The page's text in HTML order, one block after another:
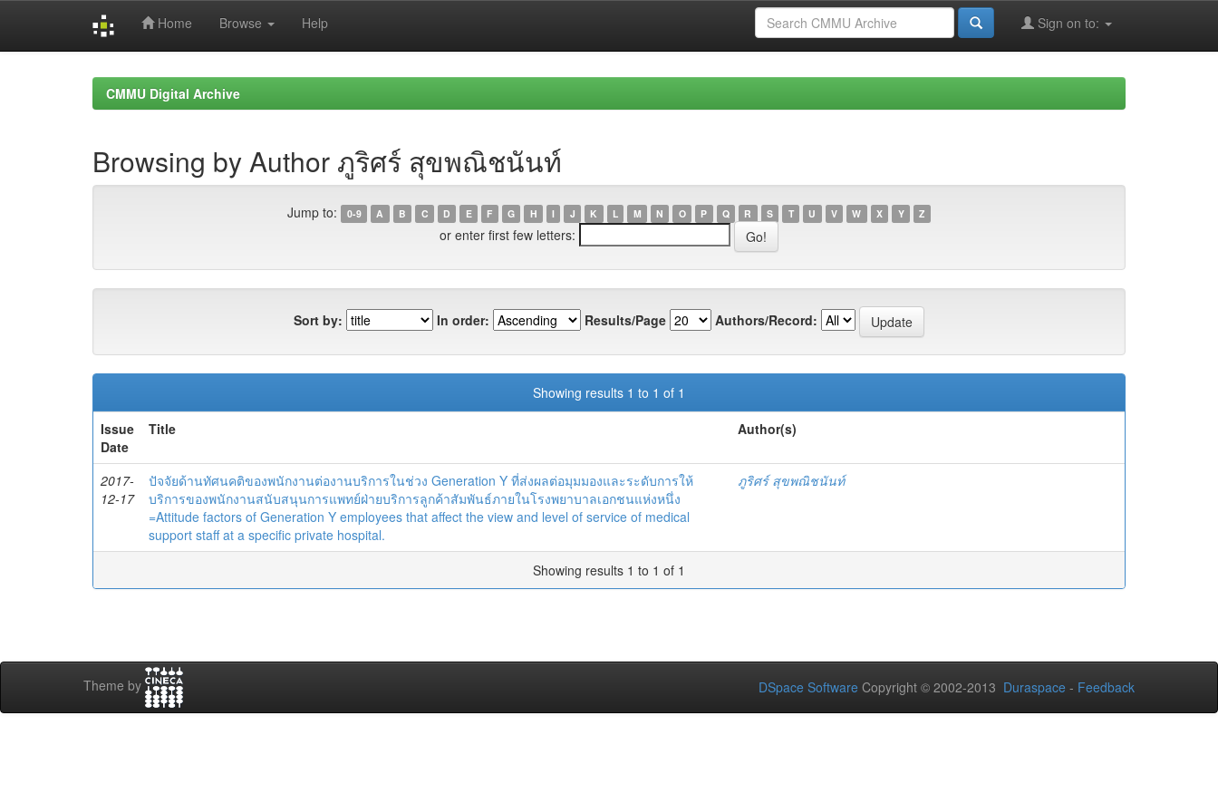
Home Browse Help Sign on to:
CMMU Digital Archive
Browsing by Author ภูริศร์ สุขพณิชนันท์
Jump to: 0-9 A B C D E F G H I J K L M N O P Q R S T U V W X Y Z
or enter first few letters:
Sort by: In order: Results/Page Authors/Record:
Showing results 1 to 1 of 1
Issue
Date
Title Author(s)
2017-
12-17
ปัจจัยด้านทัศนคติของพนักงานต่องานบริการในช่วง Generation Y ที่ส่งผลต่อมุมมองและระดับการให้
บริการของพนักงานสนับสนุนการแพทย์ฝ่ายบริการลูกค้าสัมพันธ์ภายในโรงพยาบาลเอกชนแห่งหนึ่ง
=Attitude factors of Generation Y employees that affect the view and level of service of medical
support staff at a specific private hospital.
ภูริศร์ สุขพณิชนันท์
Showing results 1 to 1 of 1
Theme by DSpace Software Copyright © 2002-2013 Duraspace - Feedback